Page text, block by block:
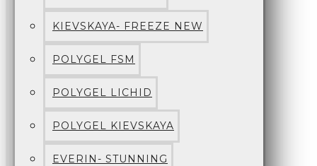
KIEVSKAYA- FREEZE NEW
POLYGEL FSM
POLYGEL LICHID
POLYGEL KIEVSKAYA
EVERIN- STUNNING